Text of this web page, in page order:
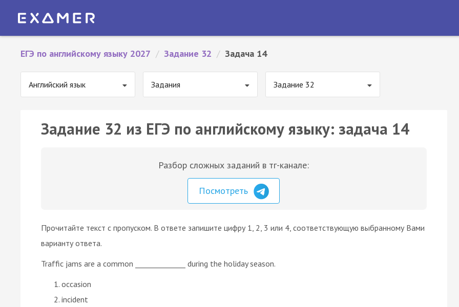
ЕГЭ по английскому языку 2027 / Задание 32 / Задача 14
Английский язык Задания Задание 32
Задание 32 из ЕГЭ по английскому языку: задача 14
Разбор сложных заданий в тг-канале:
Посмотреть
Прочитайте текст с пропуском. В ответе запишите цифру 1, 2, 3 или 4, соответствующую выбранному Вами
варианту ответа.
Traffic jams are a common ______________ during the holiday season.
occasion
incident